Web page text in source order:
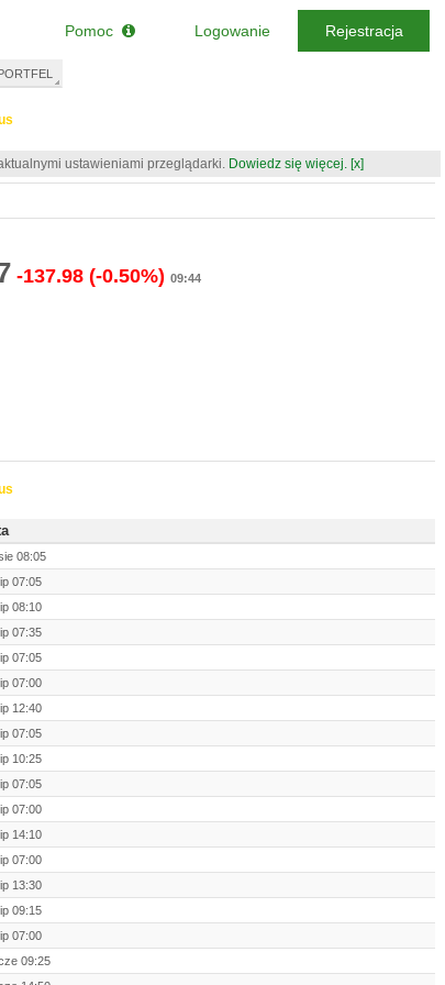
ustawieniami przeglądarki. Dowiedz się więcej. [x]
-137.98 (-0.50%) 09:44
08:05
07:05
08:10
07:35
07:05
07:00
12:40
07:05
10:25
07:05
07:00
14:10
07:00
13:30
09:15
07:00
09:25
Pomoc Logowanie Rejestracja